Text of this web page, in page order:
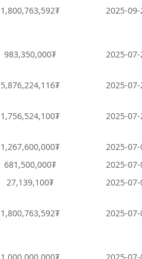
1,800,763,592₮ 2025-
983,350,000₮ 2025-
5,876,224,116₮ 2025-
1,756,524,100₮ 2025-
1,267,600,000₮
2025-
681,500,000₮
2025-
27,139,100₮ 2025-
1,800,763,592₮ 2025-